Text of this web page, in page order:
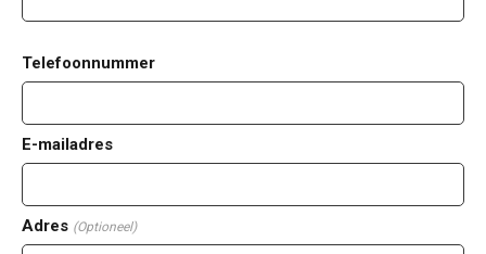
Telefoonnummer
E-mailadres
Adres (Optioneel)